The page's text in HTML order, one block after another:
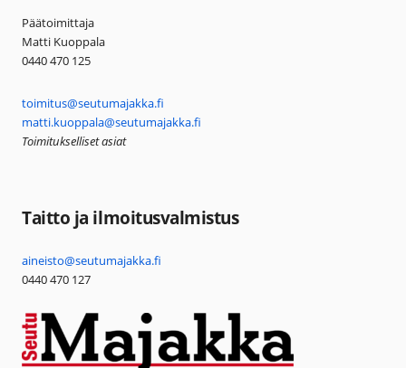
Päätoimittaja
Matti Kuoppala
0440 470 125
toimitus@seutumajakka.fi
matti.kuoppala@seutumajakka.fi
Toimitukselliset asiat
Taitto ja ilmoitusvalmistus
aineisto@seutumajakka.fi
0440 470 127